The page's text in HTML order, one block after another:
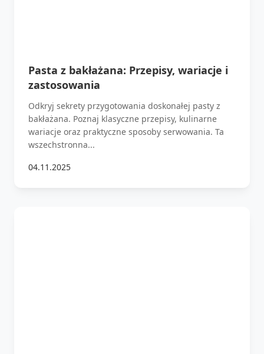
Pasta z bakłażana: Przepisy, wariacje i
zastosowania
Odkryj sekrety przygotowania doskonałej pasty z
bakłażana. Poznaj klasyczne przepisy, kulinarne
wariacje oraz praktyczne sposoby serwowania. Ta
wszechstronna...
04.11.2025